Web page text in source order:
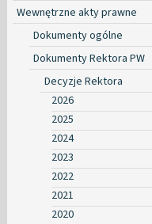
Wewnętrzne akty prawne
Dokumenty ogólne
Dokumenty Rektora PW
Decyzje Rektora
2026
2025
2024
2023
2022
2021
2020